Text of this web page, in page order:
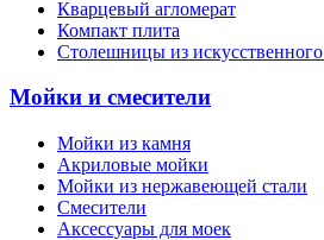
Кварцевый агломерат
Компакт плита
Столешницы из
Мойки и смесители
Мойки из камня
Акриловые мойки
Мойки из нержавеющей стали
Смесители
Аксессуары для моек